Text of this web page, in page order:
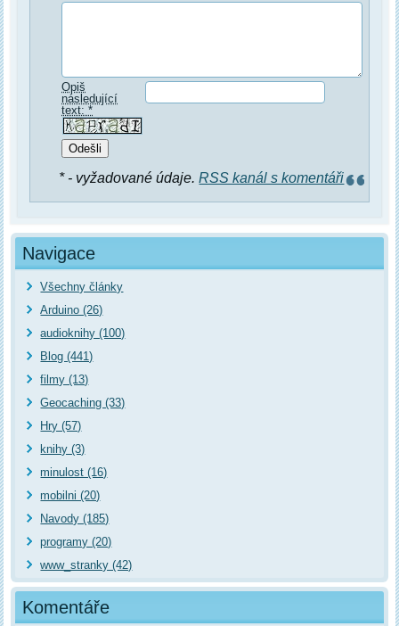
Opiš
následující
text: *
* - vyžadované údaje.RSS kanál s komentáři
Navigace
Všechny články
Arduino (26)
audioknihy (100)
Blog (441)
filmy (13)
Geocaching (33)
Hry (57)
knihy (3)
minulost (16)
mobilni (20)
Navody (185)
programy (20)
www_stranky (42)
Komentáře